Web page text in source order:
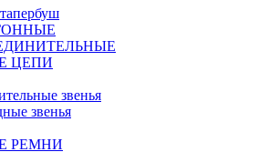
ЦЕПИ
звенья
звенья
РЕМНИ